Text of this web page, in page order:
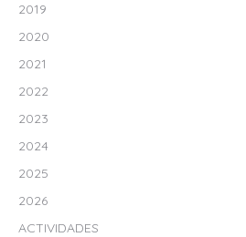
2019
2020
2021
2022
2023
2024
2025
2026
ACTIVIDADES